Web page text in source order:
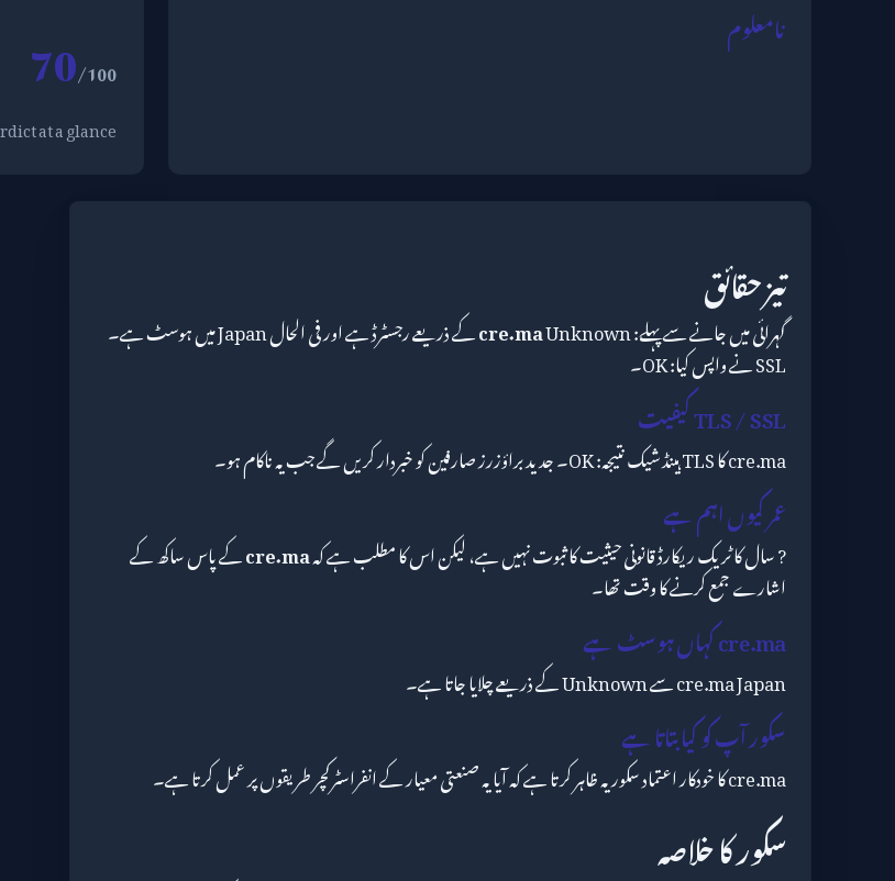
نامعلوم 70/100
at a glance
تیز حقائق
گہرائی میں جانے سے پہلے: cre.ma Unknown کے ذریعے رجسٹرڈ ہے اور فی الحال Japan میں ہوسٹ ہے۔
SSL نے واپس کیا: OK۔
TLS / SSL کیفیت
cre.ma کا TLS ہینڈ شیک نتیجہ: OK۔ جدید براؤزرز صارفین کو خبردار کریں گے جب یہ ناکام ہو۔
عمر کیوں اہم ہے
? سال کا ٹریک ریکارڈ قانونی حیثیت کا ثبوت نہیں ہے، لیکن اس کا مطلب ہے کہcre.maکے پاس ساکھ کے
اشارے جمع کرنے کا وقت تھا۔
cre.ma کہاں ہوسٹ ہے
cre.ma Japan سے Unknown کے ذریعے چلایا جاتا ہے۔
سکور آپ کو کیا بتاتا ہے
cre.ma کا خودکار اعتماد سکور یہ ظاہر کرتا ہے کہ آیا یہ صنعتی معیار کے انفراسٹرکچر طریقوں پر عمل کرتا ہے۔
سکور کا خلاصہ